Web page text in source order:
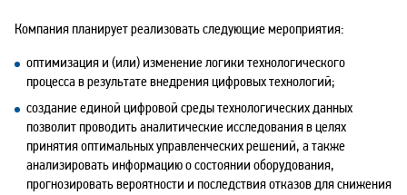
Компания планирует реализовать следующие мероприятия:
оптимизация и (или) изменение логики технологического
процесса в результате внедрения цифровых технологий;
создание единой цифровой среды технологических данных
позволит проводить аналитические исследования в целях
принятия оптимальных управленческих решений, а также
анализировать информацию о состоянии оборудования,
прогнозировать вероятности и последствия отказов для снижения